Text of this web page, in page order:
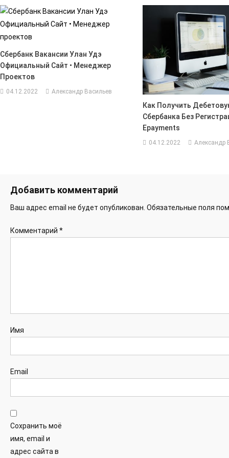
Сбербанк Вакансии Улан Удэ
Официальный Сайт • Менеджер
Проектов
04.12.2022 Александр Васильев
Как Получить
Сбербанка Без
Epayments
04.12.2022 Александр
Добавить комментарий
Ваш адрес email не будет опубликован. Обязательные поля
Комментарий *
Имя
Email
Сохранить моё
имя, email и
адрес сайта в